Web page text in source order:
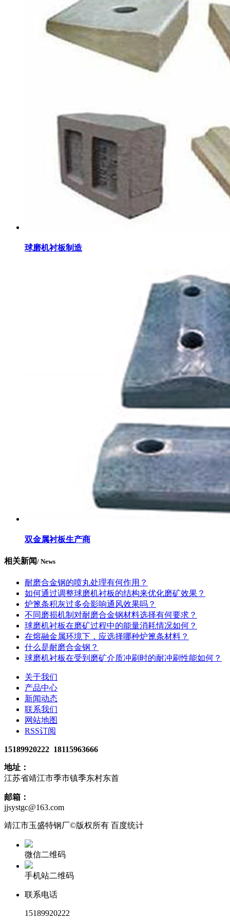
球磨机衬板制造
双金属衬板生产商
相关新闻/ News
耐磨合金钢的喷丸处理有何作用？
如何通过调整球磨机衬板的结构来优化磨矿效果？
炉篦条积灰过多会影响通风效果吗？
不同磨损机制对耐磨合金钢材料选择有何要求？
球磨机衬板在磨矿过程中的能量消耗情况如何？
在熔融金属环境下，应选择哪种炉篦条材料？
什么是耐磨合金钢？
球磨机衬板在受到磨矿介质冲刷时的耐冲刷性能如何？
关于我们
产品中心
新闻动态
联系我们
网站地图
RSS订阅
15189920222 18115963666
地址：
江苏省靖江市季市镇季东村东首
邮箱：
jjsystgc@163.com
靖江市玉盛特钢厂©版权所有 百度统计
微信二维码
手机站二维码
联系电话
15189920222